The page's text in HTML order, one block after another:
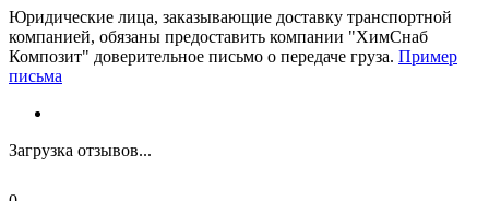
Юридические лица, заказывающие доставку транспортной
компанией, обязаны предоставить компании "ХимСнаб
Композит" доверительное письмо о передаче груза. Пример
письма
Загрузка отзывов...